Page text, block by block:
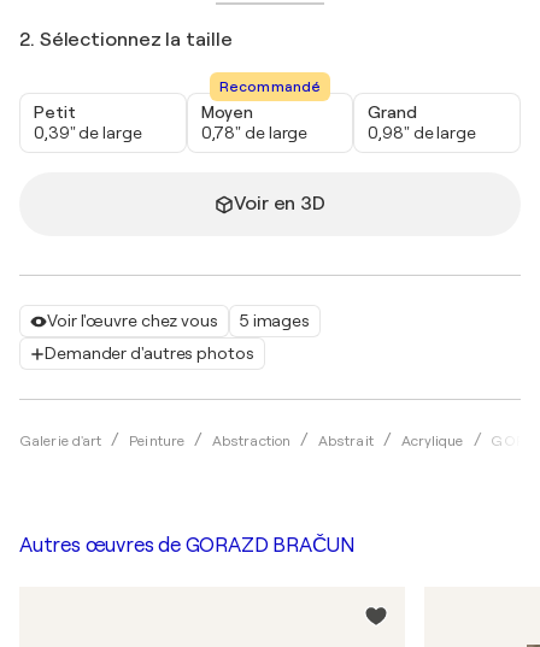
Voir l'œuvre chez vous
5 images
Demander d'autres photos
Galerie d'art Peinture Abstraction Abstrait Acrylique
2. Sélectionnez la taille
Petit
0,39" de large
Recommandé
Moyen
0,78" de large
Grand
0,98" de large
Voir en 3D
Autres œuvres de GORAZD BRAČUN